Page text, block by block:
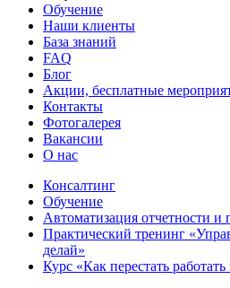
Обучение
Наши клиенты
База знаний
FAQ
Блог
Акции, бесплатные
Контакты
Фотогалерея
Вакансии
О нас
Консалтинг
Обучение
Автоматизация отчетности и
Практический тренинг
делай»
Курс «Как перестать